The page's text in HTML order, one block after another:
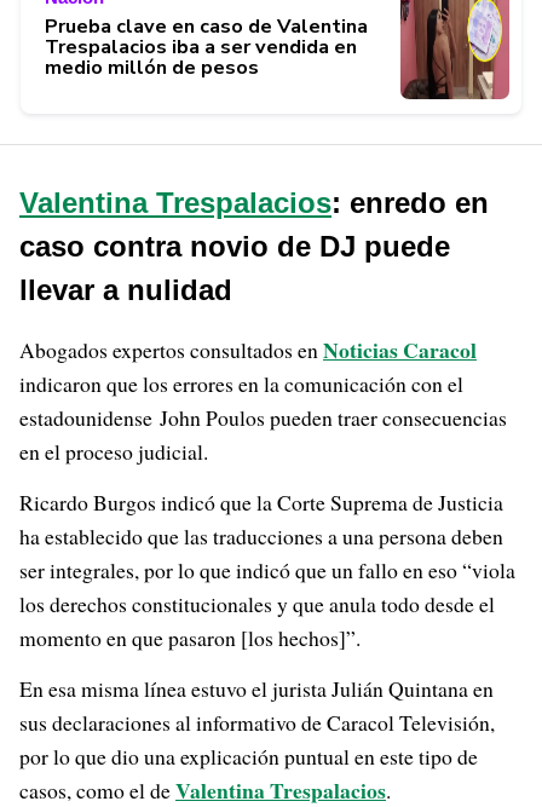
Prueba clave en caso de Valentina
Trespalacios iba a ser vendida en
medio millón de pesos
Valentina Trespalacios: enredo en
caso contra novio de DJ puede
llevar a nulidad
Abogados expertos consultados en Noticias Caracol
indicaron que los errores en la comunicación con el
estadounidense John Poulos pueden traer consecuencias
en el proceso judicial.
Ricardo Burgos indicó que la Corte Suprema de Justicia
ha establecido que las traducciones a una persona deben
ser integrales, por lo que indicó que un fallo en eso “viola
los derechos constitucionales y que anula todo desde el
momento en que pasaron [los hechos]”.
En esa misma línea estuvo el jurista Julián Quintana en
sus declaraciones al informativo de Caracol Televisión,
por lo que dio una explicación puntual en este tipo de
casos, como el deValentina Trespalacios.